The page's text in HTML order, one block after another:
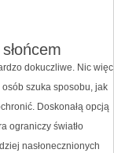
dokuczliwe. Nic więc
szuka sposobu, jak
Doskonałą opcją
ograniczy światło
nasłonecznionych